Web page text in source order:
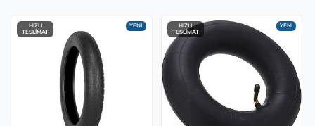
YENİ
HIZLI
TESLİMAT
YENİ
HIZLI
TESLİMAT